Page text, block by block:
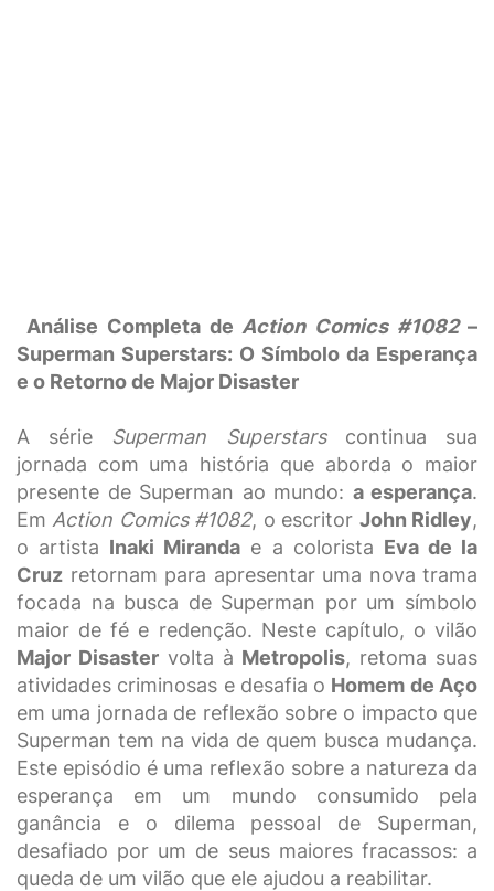
Análise Completa de Action Comics #1082–
Superman Superstars: O Símbolo da Esperança
e o Retorno de Major Disaster
A série Superman Superstarscontinua sua
jornada com uma história que aborda o maior
presente de Superman ao mundo: a esperança.
Em Action Comics #1082, o escritor John Ridley,
o artista Inaki Miranda e a colorista Eva de la
Cruz retornam para apresentar uma nova trama
focada na busca de Superman por um símbolo
maior de fé e redenção. Neste capítulo, o vilão
Major Disastervolta à Metropolis, retoma suas
atividades criminosas e desafia o Homem de Aço
em uma jornada de reflexão sobre o impacto que
Superman tem na vida de quem busca mudança.
Este episódio é uma reflexão sobre a natureza da
esperança em um mundo consumido pela
ganância e o dilema pessoal de Superman,
desafiado por um de seus maiores fracassos: a
queda de um vilão que ele ajudou a reabilitar.